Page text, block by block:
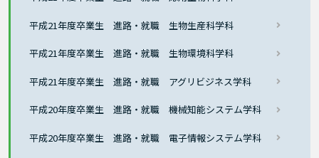
平成21年度卒業生 進路・就職 生物生産科学科
平成21年度卒業生 進路・就職 生物環境科学科
平成21年度卒業生 進路・就職 アグリビジネス学科
平成20年度卒業生 進路・就職 機械知能システム学科
平成20年度卒業生 進路・就職 電子情報システム学科